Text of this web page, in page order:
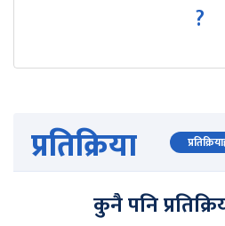
?
प्रतिक्रिया
कुनै पनि